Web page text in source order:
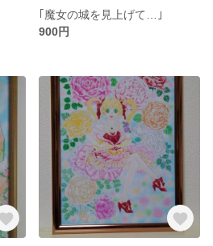
｢魔女の城を見上げて…｣
900円